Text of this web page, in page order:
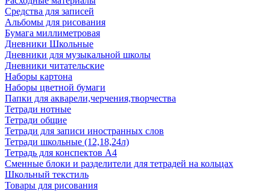
Средства для записей
Альбомы для рисования
Бумага миллиметровая
Дневники Школьные
Дневники для музыкальной школы
Дневники читательские
Наборы картона
Наборы цветной бумаги
Папки для акварели,черчения,творчества
Тетради нотные
Тетради общие
Тетради для записи иностранных слов
Тетради школьные (12,18,24л)
Тетрадь для конспектов А4
Сменные блоки и разделители для тетрадей на кольцах
Школьный текстиль
Товары для рисования